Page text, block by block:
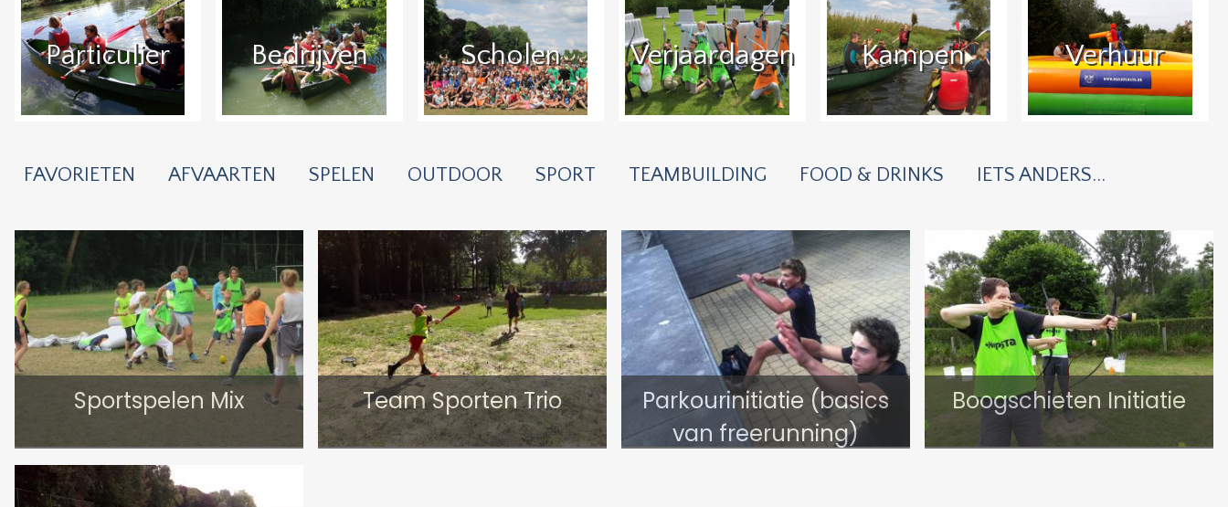
Particulier Bedrijven Scholen Verjaardagen Kampen Verhuur
FAVORIETEN AFVAARTEN SPELEN OUTDOOR SPORT TEAMBUILDING FOOD & DRINKS IETS ANDERS...
Sportspelen Mix Team Sporten Trio
Parkourinitiatie (basics
van freerunning)
Boogschieten Initiatie